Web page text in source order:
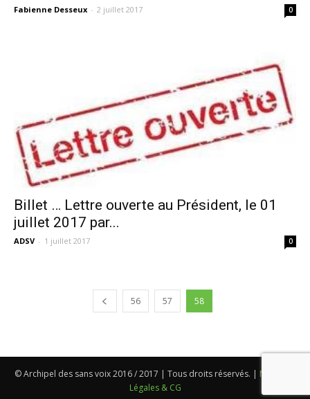
Fabienne Desseux - 2 juillet 2017 0
Billet … Lettre ouverte au Président, le 01
juillet 2017 par...
ADSV - 1 juillet 2017 0
56 57 58
© Archipel des sans voix 2016 / 2017 | Tous droits réservés. | Mentions
Légales & CG